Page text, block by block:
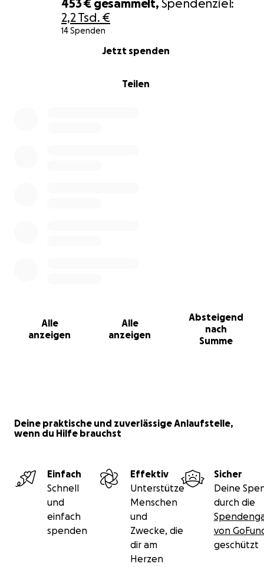
453 € gesammelt, Spendenziel:
2,2 Tsd. €
14 Spenden
Teilen
Jetzt spenden
Alle
anzeigen
Alle
anzeigen
Absteigend
nach
Summe
Deine praktische und zuverlässige Anlaufstelle,
wenn du Hilfe brauchst
Einfach
Schnell
und
einfach
spenden
Effektiv
Unterstütze
Menschen
und
Zwecke, die
dir am
Herzen
Sicher
Deine
durch die
von
geschützt